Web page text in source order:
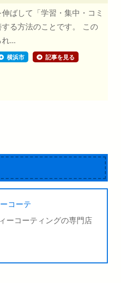
ばして「学習・集中・コミ
る方法のことです。 この
...
横浜市 記事を見る
コーテ
ーコーティングの専門店